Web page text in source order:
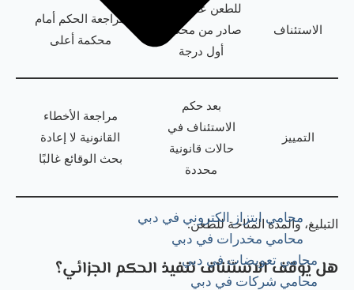
محامي ابتزاز الكتروني في دبي
محامي مخدرات في دبي
محامي تعويضات في دبي
محامي شركات في دبي
الاستئناف
للطعن على حكم
صادر من محكمة
أول درجة
مراجعة الحكم أمام
محكمة أعلى
التمييز
بعد حكم
الاستئناف في
حالات قانونية
محددة
مراجعة الأخطاء
القانونية لا إعادة
بحث الوقائع غالبًا
التبليغ، والمدة المتاحة للطعن.
هل يوقف الاستئناف تنفيذ الحكم الجزائي؟